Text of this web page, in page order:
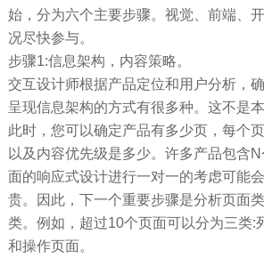
始，分为六个主要步骤。视觉、前端、
况尽快参与。
步骤1:信息架构，内容策略。
交互设计师根据产品定位和用户分析，
呈现信息架构的方式有很多种。这不是本
此时，您可以确定产品有多少页，每个
以及内容优先级是多少。许多产品包含
面的响应式设计进行一对一的考虑可能
贵。因此，下一个重要步骤是分析页面
类。例如，超过10个页面可以分为三类:
和操作页面。